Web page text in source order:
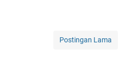
Postingan Lama